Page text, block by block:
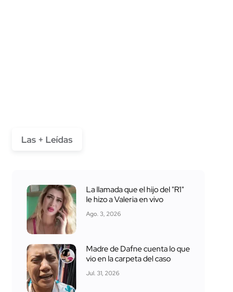
Las + Leídas
La llamada que el hijo del "R1"
le hizo a Valeria en vivo
Ago. 3, 2026
Madre de Dafne cuenta lo que
vio en la carpeta del caso
Jul. 31, 2026